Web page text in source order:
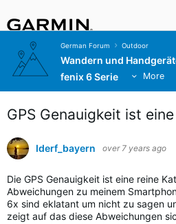
German Forum Outdoor
Wandern und
fenix 6 Serie
More
GPS Genauigkeit ist
Iderf_bayern over 7 years ago
Die GPS Genauigkeit ist eine reine
Abweichungen zu meinem
6x sind eklatant um nicht zu sagen
zeigt auf das diese Abweichungen